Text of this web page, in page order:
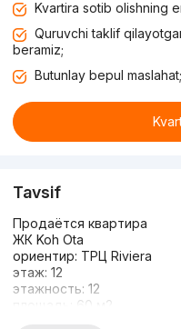
Kvartira sotib olishning
Quruvchi taklif
beramiz;
Butunlay bepul maslahat;
Tavsif
Продаётся квартира
ЖК Koh Оta
ориентир: ТРЦ Riviera
этаж: 12
этажность: 12
площадь: 60 м2